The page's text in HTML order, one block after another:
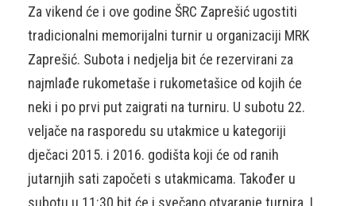
Za vikend će i ove godine ŠRC Zaprešić ugostiti
tradicionalni memorijalni turnir u organizaciji MRK
Zaprešić. Subota i nedjelja bit će rezervirani za
najmlađe rukometaše i rukometašice od kojih će
neki i po prvi put zaigrati na turniru. U subotu 22.
veljače na rasporedu su utakmice u kategoriji
dječaci 2015. i 2016. godišta koji će od ranih
jutarnjih sati započeti s utakmicama. Također u
subotu u 11:30 bit će i svečano otvaranje turnira. I